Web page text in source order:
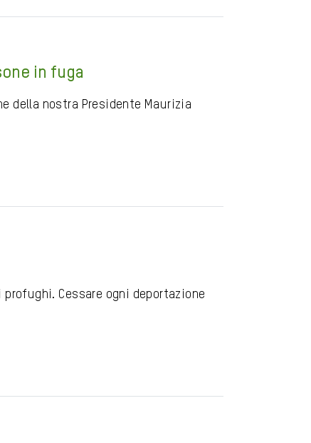
in fuga
della nostra Presidente Maurizia
Cessare ogni deportazione